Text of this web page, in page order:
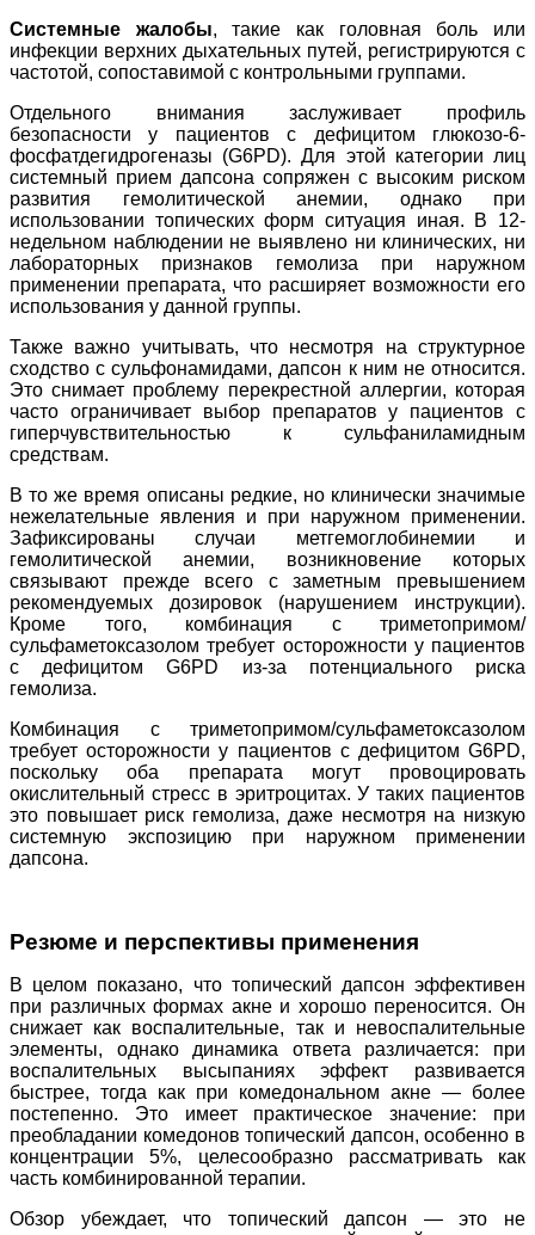
Системные жалобы, такие как головная боль или
инфекции верхних дыхательных путей, регистрируются с
частотой, сопоставимой с контрольными группами.
Отдельного внимания заслуживает профиль
безопасности у пациентов с дефицитом глюкозо-6-
фосфатдегидрогеназы (G6PD). Для этой категории лиц
системный прием дапсона сопряжен с высоким риском
развития гемолитической анемии, однако при
использовании топических форм ситуация иная. В 12-
недельном наблюдении не выявлено ни клинических, ни
лабораторных признаков гемолиза при наружном
применении препарата, что расширяет возможности его
использования у данной группы.
Также важно учитывать, что несмотря на структурное
сходство с сульфонамидами, дапсон к ним не относится.
Это снимает проблему перекрестной аллергии, которая
часто ограничивает выбор препаратов у пациентов с
гиперчувствительностью к сульфаниламидным
средствам.
В то же время описаны редкие, но клинически значимые
нежелательные явления и при наружном применении.
Зафиксированы случаи метгемоглобинемии и
гемолитической анемии, возникновение которых
связывают прежде всего с заметным превышением
рекомендуемых дозировок (нарушением инструкции).
Кроме того, комбинация с триметопримом/
сульфаметоксазолом требует осторожности у пациентов
с дефицитом G6PD из-за потенциального риска
гемолиза.
Комбинация с триметопримом/сульфаметоксазолом
требует осторожности у пациентов с дефицитом G6PD,
поскольку оба препарата могут провоцировать
окислительный стресс в эритроцитах. У таких пациентов
это повышает риск гемолиза, даже несмотря на низкую
системную экспозицию при наружном применении
дапсона.
Резюме и перспективы применения
В целом показано, что топический дапсон эффективен
при различных формах акне и хорошо переносится. Он
снижает как воспалительные, так и невоспалительные
элементы, однако динамика ответа различается: при
воспалительных высыпаниях эффект развивается
быстрее, тогда как при комедональном акне — более
постепенно. Это имеет практическое значение: при
преобладании комедонов топический дапсон, особенно в
концентрации 5%, целесообразно рассматривать как
часть комбинированной терапии.
Обзор убеждает, что топический дапсон — это не